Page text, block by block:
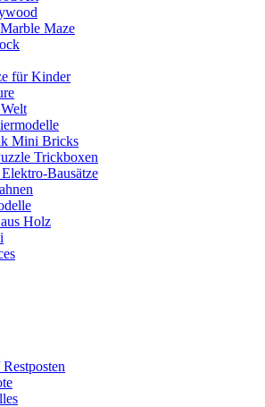
Maze
für Kinder
Mini Bricks
Trickboxen
Bausätze
Holz